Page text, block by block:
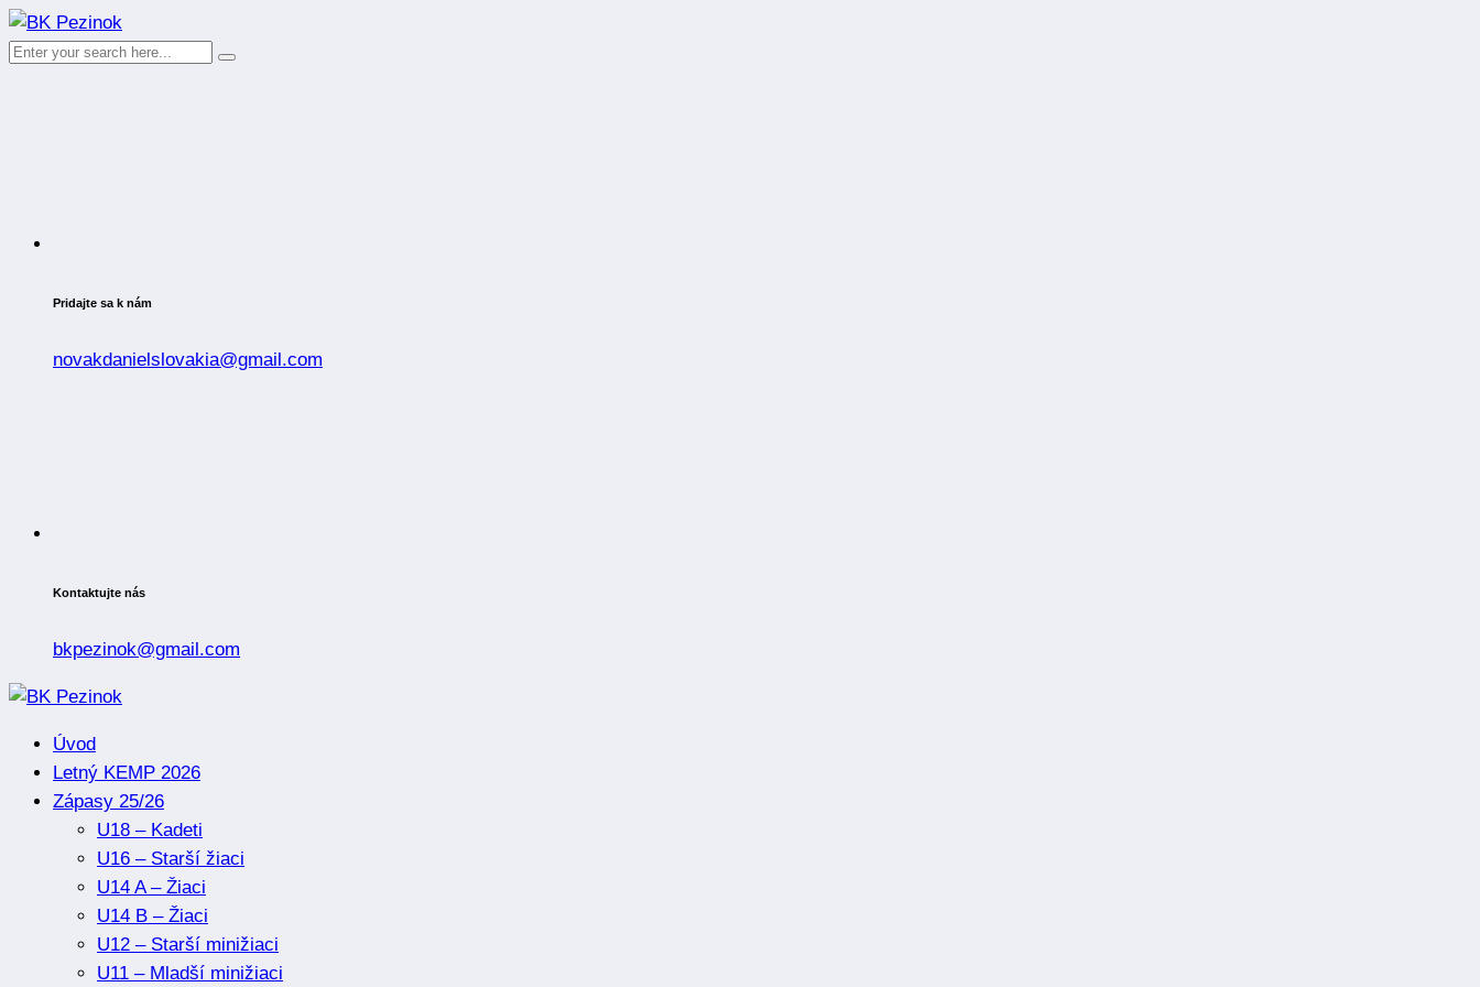
Pridajte sa k nám
novakdanielslovakia@gmail.com
Kontaktujte nás
bkpezinok@gmail.com
Úvod
Letný KEMP 2026
Zápasy 25/26
U18 – Kadeti
U16 – Starší žiaci
U14 A – Žiaci
U14 B – Žiaci
U12 – Starší minižiaci
U11 – Mladší minižiaci